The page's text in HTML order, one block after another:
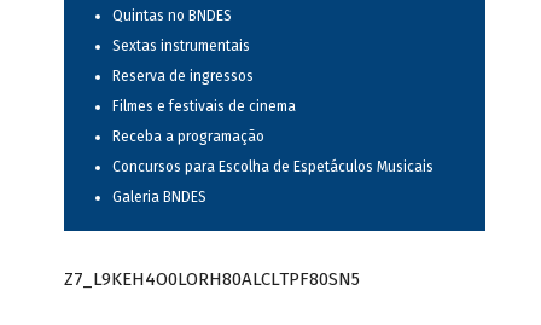
Quintas no BNDES
Sextas instrumentais
Reserva de ingressos
Filmes e festivais de cinema
Receba a programação
Concursos para Escolha de Espetáculos Musicais
Galeria BNDES
Z7_L9KEH4O0LORH80ALCLTPF80SN5